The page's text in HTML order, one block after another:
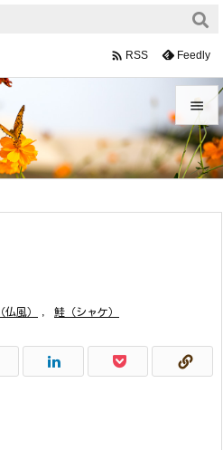


メニュ
 RSS Feedly
仏風） 鮭（シャケ）